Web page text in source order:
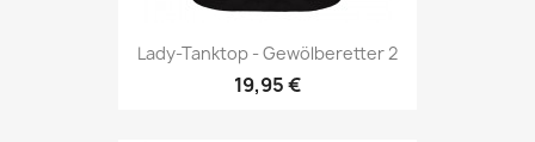
Lady-Tanktop - Gewölberetter 2
19,95 €